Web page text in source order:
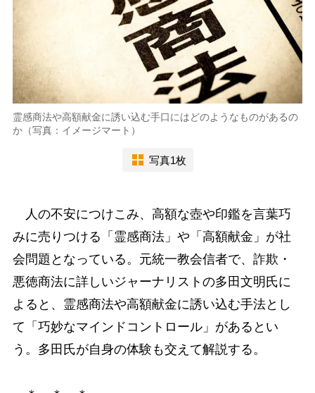
霊感商法や高額献金に誘い込む手口にはどのようなものがあるの
か（写真：イメージマート）
写真1枚
人の不安につけこみ、高額な壺や印鑑を言葉巧
みに売りつける「霊感商法」や「高額献金」が社
会問題となっている。元統一教会信者で、詐欺・
悪徳商法に詳しいジャーナリストの多田文明氏に
よると、霊感商法や高額献金に誘い込む手法とし
て「巧妙なマインドコントロール」があるとい
う。多田氏が自身の体験も交えて解説する。